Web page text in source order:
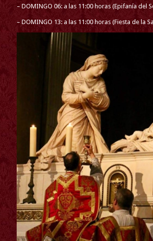
– DOMINGO 06: a las 11:00 horas (Epifanía del
– DOMINGO 13: a las 11:00 horas (Fiesta de la